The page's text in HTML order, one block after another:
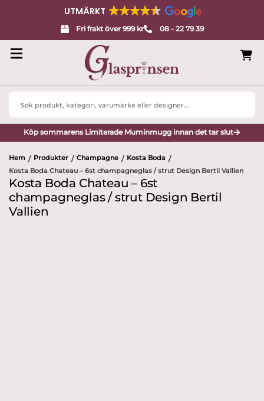
UTMÄRKT
Fri frakt över 999 kr 08 - 22 79 39
Search
Köp sommarens Limiterade Muminmugg innan det tar slut
Hem / Produkter / Champagne / Kosta Boda /
Kosta Boda Chateau – 6st champagneglas / strut Design Bertil Vallien
Kosta Boda Chateau – 6st
champagneglas / strut Design Bertil
Vallien